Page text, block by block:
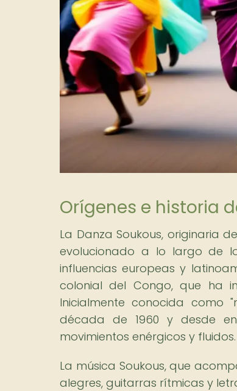
Orígenes e historia
La Danza Soukous, originaria
evolucionado a lo largo de
influencias europeas y
colonial del Congo, que ha
Inicialmente conocida como
década de 1960 y desde
movimientos enérgicos y fluidos.
La música Soukous, que
alegres, guitarras rítmicas y